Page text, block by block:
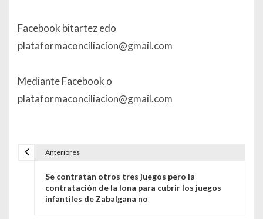
Facebook bitartez edo
plataformaconciliacion@gmail.com
Mediante Facebook o
plataformaconciliacion@gmail.com
Anteriores
Se contratan otros tres juegos pero la
contratación de la lona para cubrir los juegos
infantiles de Zabalgana no